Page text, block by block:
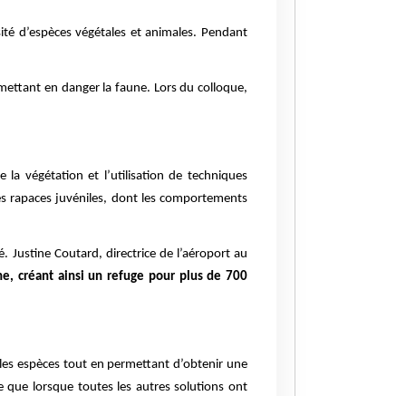
d’espèces végétales et animales. Pendant
en danger la faune. Lors du colloque,
végétation et l’utilisation de techniques
rapaces juvéniles, dont les comportements
Justine Coutard, directrice de l’aéroport au
créant ainsi un refuge pour plus de 700
espèces tout en permettant d’obtenir une
que lorsque toutes les autres solutions ont